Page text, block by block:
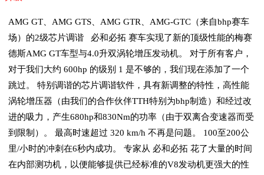
AMG GT、AMG GTS、AMG GTR、AMG-GTC（来自bhp赛车
场）的2级芯片调谐 必和必拓 赛车实现了新的顶级性能的梅赛
德斯AMG GT车型与4.0升双涡轮增压发动机。 对于所有客户，
对于我们大约 600hp 的级别 1 是不够的，我们现在添加了一个
跳过。 特别调谐的芯片调谐软件，具有新调整的特性，高性能
涡轮增压器（由我们的合作伙伴TTH特别为bhp制造）和经过改
进的吸力，产生680hp和830Nm的功率（由于双离合变速器而受
到限制）。 最高时速超过 320 km/h 不再是问题。 100至200公
里/小时的冲刺在6秒内成功。 专家从 必和必拓 花了大量的时间
在内部测功机，以便能够提供已经标准的V8发动机更强大的性